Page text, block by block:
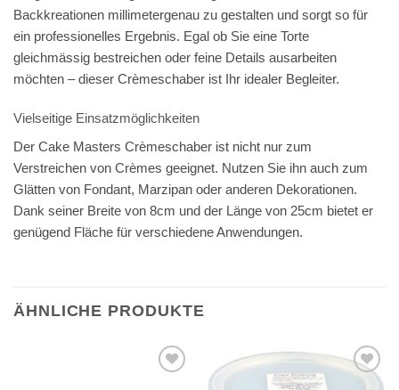
Backkreationen millimetergenau zu gestalten und sorgt so für
ein professionelles Ergebnis. Egal ob Sie eine Torte
gleichmässig bestreichen oder feine Details ausarbeiten
möchten – dieser Crèmeschaber ist Ihr idealer Begleiter.
Vielseitige Einsatzmöglichkeiten
Der Cake Masters Crèmeschaber ist nicht nur zum
Verstreichen von Crèmes geeignet. Nutzen Sie ihn auch zum
Glätten von Fondant, Marzipan oder anderen Dekorationen.
Dank seiner Breite von 8cm und der Länge von 25cm bietet er
genügend Fläche für verschiedene Anwendungen.
ÄHNLICHE PRODUKTE